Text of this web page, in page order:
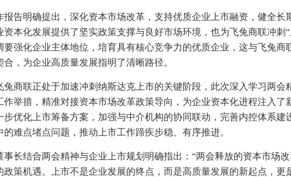
报告明确提出，深化资本市场改革，支持优质企业上市融资，健全长
资本化发展提供了坚实政策支撑与良好市场环境，也为飞兔商联冲刺
要强化企业主体地位，培育具有核心竞争力的优质企业，这与飞兔商
合，为企业高质量发展指明了清晰路径。
兔商联正处于加速冲刺纳斯达克上市的关键阶段，此次深入学习两会
作举措，精准对接资本市场改革政策导向，为企业资本化进程注入了
步优化上市筹备方案，加强与中介机构的协同联动，完善内控体系建
的难点堵点问题，推动上市工作蹄疾步稳、有序推进。
事长结合两会精神与企业上市规划明确指出：“两会释放的资本市场
政策机遇。上市不是企业发展的终点，而是高质量发展的新起点，更